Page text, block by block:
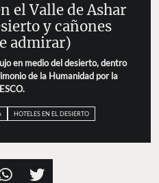
el Valle de Ashar
y cañones
admirar)
en medio del desierto, dentro
de la Humanidad por la
HOTELES EN EL DESIERTO